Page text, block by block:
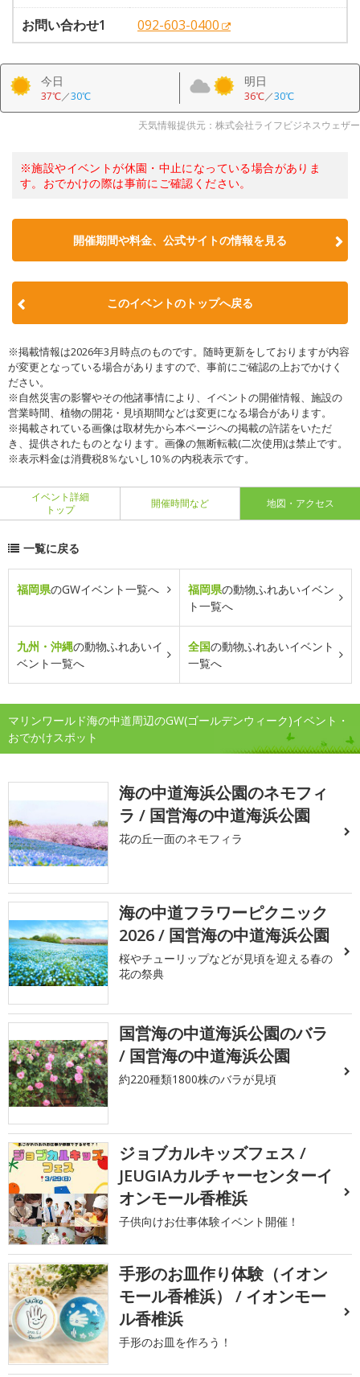
お問い合わせ1
092-603-0400
今日
37℃／30℃
明日
36℃／30℃
天気情報提供元：株式会社ライフビジネスウェザー
※施設やイベントが休園・中止になっている場合がありま
す。おでかけの際は事前にご確認ください。
開催期間や料金、公式サイトの情報を見る
このイベントのトップへ戻る
※掲載情報は2026年3月時点のものです。随時更新をしておりますが内容
が変更となっている場合がありますので、事前にご確認の上おでかけく
ださい。
※自然災害の影響やその他諸事情により、イベントの開催情報、施設の
営業時間、植物の開花・見頃期間などは変更になる場合があります。
※掲載されている画像は取材先から本ページへの掲載の許諾をいただ
き、提供されたものとなります。画像の無断転載(二次使用)は禁止です。
※表示料金は消費税8％ないし10％の内税表示です。
イベント詳細
トップ
開催時間など 地図・アクセス
一覧に戻る
福岡県のGWイベント一覧へ 福岡県の動物ふれあいイベン
ト一覧へ
九州・沖縄の動物ふれあいイ
ベント一覧へ
全国の動物ふれあいイベント
一覧へ
マリンワールド海の中道周辺のGW(ゴールデンウィーク)イベント・
おでかけスポット
海の中道海浜公園のネモフィ
ラ / 国営海の中道海浜公園
花の丘一面のネモフィラ
海の中道フラワーピクニック
2026 / 国営海の中道海浜公園
桜やチューリップなどが見頃を迎える春の
花の祭典
国営海の中道海浜公園のバラ
/ 国営海の中道海浜公園
約220種類1800株のバラが見頃
ジョブカルキッズフェス /
JEUGIAカルチャーセンターイ
オンモール香椎浜
子供向けお仕事体験イベント開催！
手形のお皿作り体験（イオン
モール香椎浜） / イオンモー
ル香椎浜
手形のお皿を作ろう！